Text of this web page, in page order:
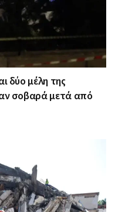
δύο μέλη της
σοβαρά μετά από